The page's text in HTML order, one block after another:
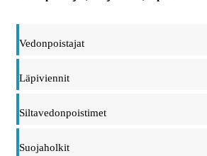
Vedonpoistajat
Läpiviennit
Siltavedonpoistimet
Suojaholkit